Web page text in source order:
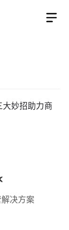
大妙招助力商
决方案